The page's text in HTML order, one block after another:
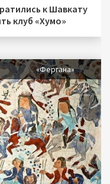
к Шавкату
клуб «Хумо»
«Фергана»